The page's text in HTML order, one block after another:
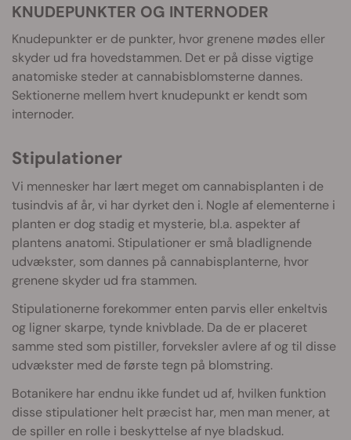
KNUDEPUNKTER OG INTERNODER
Knudepunkter er de punkter, hvor grenene mødes eller
skyder ud fra hovedstammen. Det er på disse vigtige
anatomiske steder at cannabisblomsterne dannes.
Sektionerne mellem hvert knudepunkt er kendt som
internoder.
Stipulationer
Vi mennesker har lært meget om cannabisplanten i de
tusindvis af år, vi har dyrket den i. Nogle af elementerne i
planten er dog stadig et mysterie, bl.a. aspekter af
plantens anatomi. Stipulationer er små bladlignende
udvækster, som dannes på cannabisplanterne, hvor
grenene skyder ud fra stammen.
Stipulationerne forekommer enten parvis eller enkeltvis
og ligner skarpe, tynde knivblade. Da de er placeret
samme sted som pistiller, forveksler avlere af og til disse
udvækster med de første tegn på blomstring.
Botanikere har endnu ikke fundet ud af, hvilken funktion
disse stipulationer helt præcist har, men man mener, at
de spiller en rolle i beskyttelse af nye bladskud.